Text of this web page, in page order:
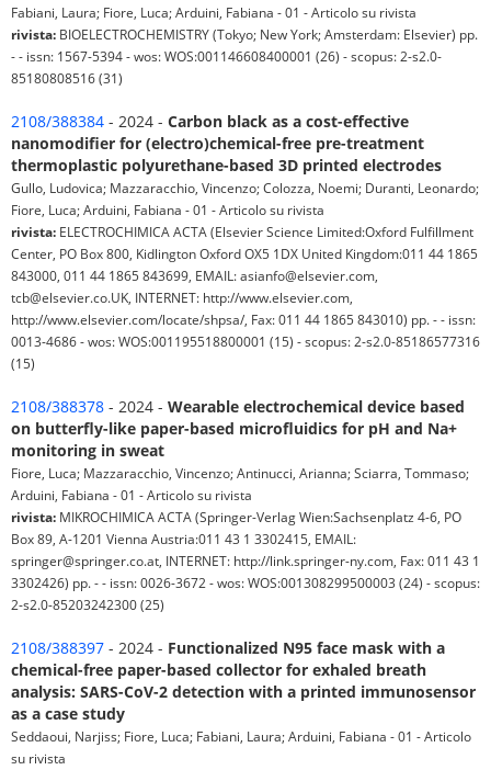
Fabiani, Laura; Fiore, Luca; Arduini, Fabiana - 01 - Articolo su rivista
rivista: BIOELECTROCHEMISTRY (Tokyo; New York; Amsterdam: Elsevier) pp.
- - issn: 1567-5394 - wos: WOS:001146608400001 (26) - scopus: 2-s2.0-
85180808516 (31)
2108/388384 - 2024 - Carbon black as a cost-effective
nanomodifier for (electro)chemical-free pre-treatment
thermoplastic polyurethane-based 3D printed electrodes
Gullo, Ludovica; Mazzaracchio, Vincenzo; Colozza, Noemi; Duranti, Leonardo;
Fiore, Luca; Arduini, Fabiana - 01 - Articolo su rivista
rivista: ELECTROCHIMICA ACTA (Elsevier Science Limited:Oxford Fulfillment
Center, PO Box 800, Kidlington Oxford OX5 1DX United Kingdom:011 44 1865
843000, 011 44 1865 843699, EMAIL: asianfo@elsevier.com,
tcb@elsevier.co.UK, INTERNET: http://www.elsevier.com,
http://www.elsevier.com/locate/shpsa/, Fax: 011 44 1865 843010) pp. - - issn:
0013-4686 - wos: WOS:001195518800001 (15) - scopus: 2-s2.0-85186577316
(15)
2108/388378 - 2024 - Wearable electrochemical device based
on butterfly-like paper-based microfluidics for pH and Na+
monitoring in sweat
Fiore, Luca; Mazzaracchio, Vincenzo; Antinucci, Arianna; Sciarra, Tommaso;
Arduini, Fabiana - 01 - Articolo su rivista
rivista: MIKROCHIMICA ACTA (Springer-Verlag Wien:Sachsenplatz 4-6, PO
Box 89, A-1201 Vienna Austria:011 43 1 3302415, EMAIL:
springer@springer.co.at, INTERNET: http://link.springer-ny.com, Fax: 011 43 1
3302426) pp. - - issn: 0026-3672 - wos: WOS:001308299500003 (24) - scopus:
2-s2.0-85203242300 (25)
2108/388397 - 2024 - Functionalized N95 face mask with a
chemical-free paper-based collector for exhaled breath
analysis: SARS-CoV-2 detection with a printed immunosensor
as a case study
Seddaoui, Narjiss; Fiore, Luca; Fabiani, Laura; Arduini, Fabiana - 01 - Articolo
su rivista